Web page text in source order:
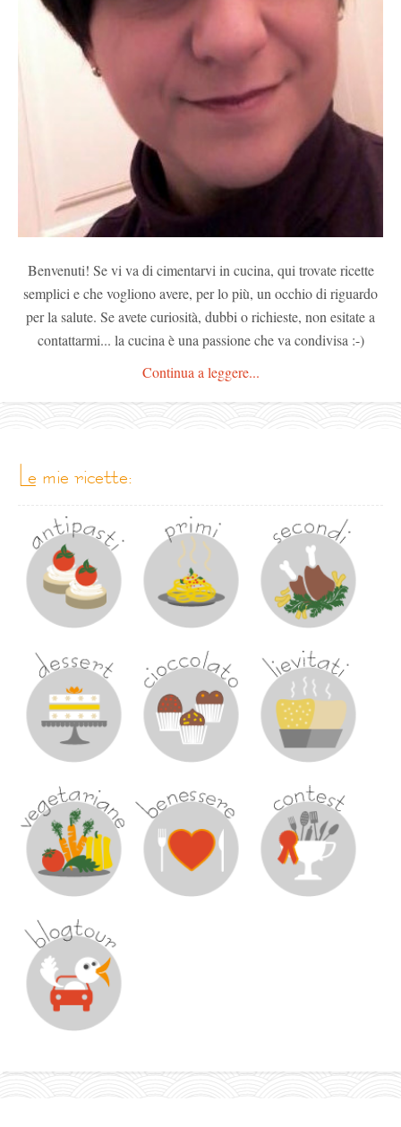
Benvenuti! Se vi va di cimentarvi in cucina, qui trovate ricette
semplici e che vogliono avere, per lo più, un occhio di riguardo
per la salute. Se avete curiosità, dubbi o richieste, non esitate a
contattarmi... la cucina è una passione che va condivisa :-)
Continua a leggere...
le mie ricette: